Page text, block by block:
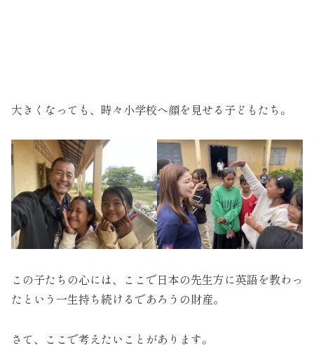
大きくなっても、時々小学校へ顔を見せる子どもたち。
この子たちの心には、ここで日本の先生方に英語を教わっ
たという一生持ち続けるであろうの財産。
さて、ここで考えたいことがあります。